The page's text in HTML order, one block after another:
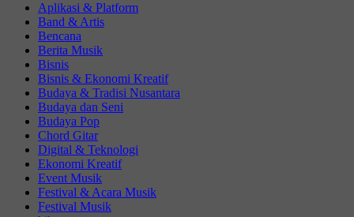
Aplikasi & Platform
Band & Artis
Bencana
Berita Musik
Bisnis
Bisnis & Ekonomi Kreatif
Budaya & Tradisi Nusantara
Budaya dan Seni
Budaya Pop
Chord Gitar
Digital & Teknologi
Ekonomi Kreatif
Event Musik
Festival & Acara Musik
Festival Musik